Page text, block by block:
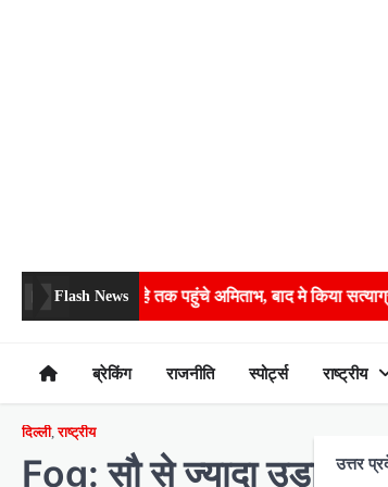
Flash News
चौराहे तक पहुंचे अमिताभ, बाद मे किया सत्याग्रह
ब्रेकिंग राजनीति स्पोर्ट्स राष्ट्रीय
उत्तर
दिल्ली,राष्ट्रीय
Fog: सौ से ज्यादा उड़ाने